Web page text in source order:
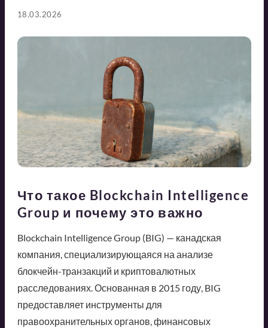
18.03.2026
Что такое Blockchain Intelligence
Group и почему это важно
Blockchain Intelligence Group (BIG) — канадская
компания, специализирующаяся на анализе
блокчейн-транзакций и криптовалютных
расследованиях. Основанная в 2015 году, BIG
предоставляет инструменты для
правоохранительных органов, финансовых